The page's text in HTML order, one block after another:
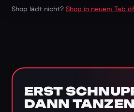
Shop lädt nicht? Shop in neuem Tab
ERST
DANN